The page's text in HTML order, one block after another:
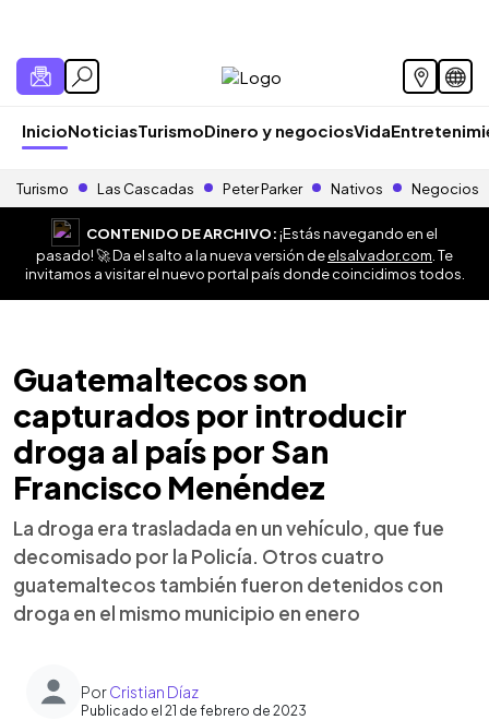
InicioNoticiasTurismoDinero y negociosVida
Turismo Las Cascadas Peter Parker Nativos Negocios
CONTENIDO DE ARCHIVO:¡Estás navegando en el
pasado! 🚀 Da el salto a la nueva versión deelsalvador.com . Te
invitamos a visitar el nuevo portal país donde coincidimos todos.
Guatemaltecos son
capturados por introducir
droga al país por San
Francisco Menéndez
La droga era trasladada en un vehículo, que fue
decomisado por la Policía. Otros cuatro
guatemaltecos también fueron detenidos con
droga en el mismo municipio en enero
PorCristian Díaz
Publicado el 21 de febrero de 2023